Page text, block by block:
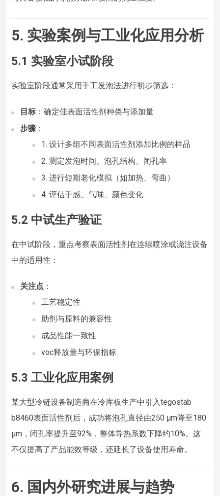
5. 实验案例与工业化应用分析
5.1 实验室小试阶段
实验室阶段通常采用手工发泡法进行初步筛选：
目标 ：确定佳表面活性剂种类与添加量
步骤 ：
设计多组不同表面活性剂添加比例的样品
测定发泡时间、泡孔结构、闭孔率
进行短期老化模拟（如加热、弯曲）
评估手感、气味、颜色变化
5.2 中试生产验证
在中试阶段，重点考察表面活性剂在连续喷涂或浇注设备
中的适用性：
关注点 ：
工艺稳定性
助剂与原料的兼容性
成品性能一致性
voc释放量与环保指标
5.3 工业化应用案例
某大型冷链设备制造商在冷库板生产中引入tegostab
b8460表面活性剂后，成功将泡孔直径由250 μm降至180
μm，闭孔率提升至92%，整体导热系数下降约10%。这
不仅提高了产品能效等级，还延长了设备使用寿命。
6. 国内外研究进展与趋势